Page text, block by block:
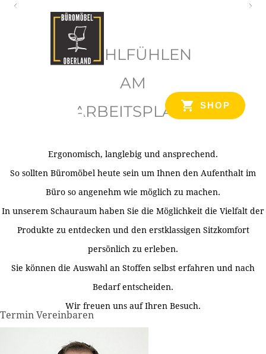
SHOP
WOHLFÜHLEN
AM
ARBEITSPLATZ
Ergonomisch, langlebig und ansprechend.
So sollten Büromöbel heute sein um Ihnen den Aufenthalt im
Büro so angenehm wie möglich zu machen.
In unserem Schauraum haben Sie die Möglichkeit die Vielfalt der
Produkte zu entdecken und den erstklassigen Sitzkomfort
persönlich zu erleben.
Sie können die Auswahl an Stoffen selbst erfahren und nach
Bedarf entscheiden.
Wir freuen uns auf Ihren Besuch.
Termin Vereinbaren